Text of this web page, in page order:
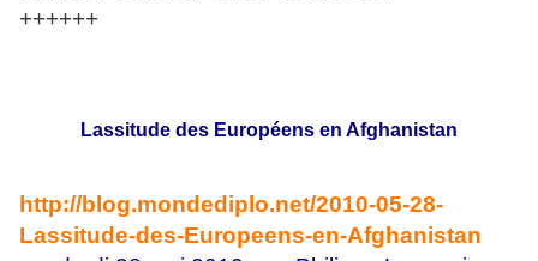
++++++
Lassitude des Européens en Afghanistan
http://blog.mondediplo.net/2010-05-28-
Lassitude-des-Europeens-en-Afghanistan